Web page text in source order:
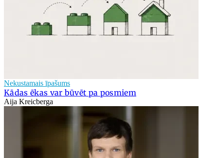
Nekustamais īpašums
Kādas ēkas var būvēt pa posmiem
Aija Kreicberga